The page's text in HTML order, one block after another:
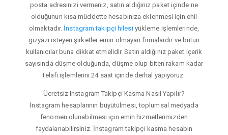
posta adresinizi vermeniz, satın aldığınız paket içinde ne
olduğunun kısa müddette hesabınıza eklenmesi için ehil
olmaktadır. İnstagram takipçi hilesiyükleme işlemlerinde,
gizyazı isteyen şirketler emin olmayan firmalardır ve bütün
kullanıcılar buna dikkat etmelidir. Satın aldığınız paket içerik
sayısında düşme olduğunda, düşme olup biten rakam kadar
telafi işlemlerini 24 saat içinde derhal yapıyoruz.
Ücretsiz Instagram Takipçi Kasma Nasıl Yapılır?
İnstagram hesaplarının büyütülmesi, toplumsal medyada
fenomen olunabilmesi için emin hizmetlerimizden
faydalanabilirsiniz. İnstagram takipçi kasma hesabın